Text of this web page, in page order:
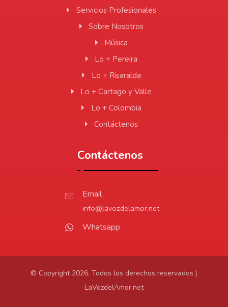
Servicios Profesionales
Sobre Nosotros
Música
Lo + Pereira
Lo + Risaralda
Lo + Cartago y Valle
Lo + Colombia
Contáctenos
Contáctenos
Email
info@lavozdelamor.net
Whatsapp
© Copyright 2026. Todos los derechos reservados |
LaVozdelAmor.net